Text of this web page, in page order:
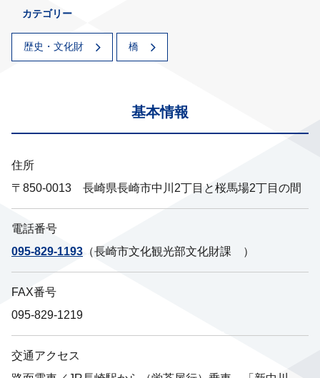
カテゴリー
歴史・文化財 橋
基本情報
住所
〒850-0013 長崎県長崎市中川2丁目と桜馬場2丁目の間
電話番号
095-829-1193 （長崎市文化観光部文化財課 ）
FAX番号
095-829-1219
交通アクセス